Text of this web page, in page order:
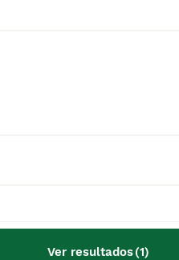
Ver resultados(1)
animales.
es la mejor
del
entre